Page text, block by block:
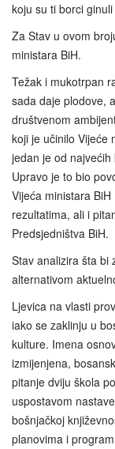
koju su ti borci
Za Stav u ovom
ministara BiH.
Težak i mukotrpan
sada daje plodove,
društvenom
koji je učinilo Vijeće
jedan je od
Upravo je to bio
Vijeća ministara
rezultatima, ali i
Predsjedništva BiH.
Stav analizira šta bi
alternativom
Ljevica na vlasti
iako se zaklinju u
kulture. Imena
izmijenjena,
pitanje dviju škola
uspostavom
bošnjačkoj
planovima i